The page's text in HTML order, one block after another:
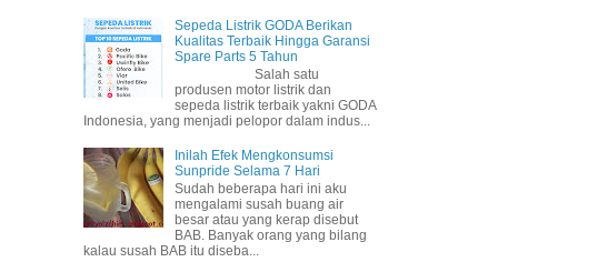
Sepeda Listrik GODA Berikan
Kualitas Terbaik Hingga Garansi
Spare Parts 5 Tahun
Salah satu
produsen motor listrik dan
sepeda listrik terbaik yakni GODA
Indonesia, yang menjadi pelopor dalam indus...
Inilah Efek Mengkonsumsi
Sunpride Selama 7 Hari
Sudah beberapa hari ini aku
mengalami susah buang air
besar atau yang kerap disebut
BAB. Banyak orang yang bilang
kalau susah BAB itu diseba...